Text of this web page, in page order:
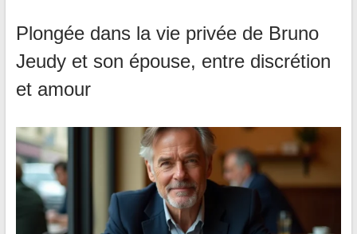
Plongée dans la vie privée de Bruno
Jeudy et son épouse, entre discrétion
et amour